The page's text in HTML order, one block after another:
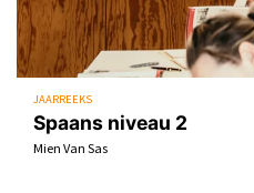
Spaans niveau 2
Mien Van Sas
JAARREEKS